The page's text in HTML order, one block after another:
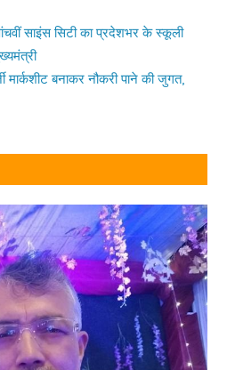
साइंस सिटी का प्रदेशभर के स्कूली
मार्कशीट बनाकर नौकरी पाने की जुगत,